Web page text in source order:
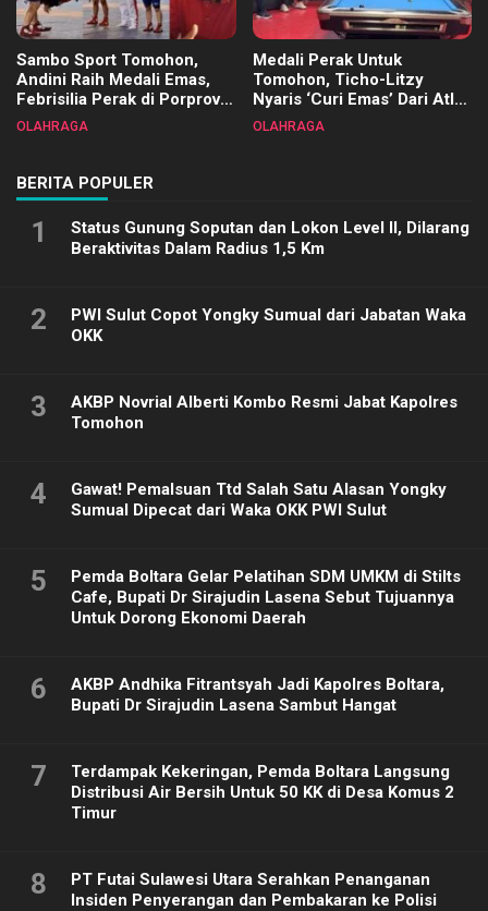
Sambo Sport Tomohon,
Andini Raih Medali Emas,
Febrisilia Perak di Porprov
Sulut 2025
OLAHRAGA
Medali Perak Untuk
Tomohon, Ticho-Litzy
Nyaris ‘Curi Emas’ Dari Atlet
Biliar PON di Porprov Sulut
OLAHRAGA
BERITA POPULER
1
Status Gunung Soputan dan Lokon Level II, Dilarang
Beraktivitas Dalam Radius 1,5 Km
2
PWI Sulut Copot Yongky Sumual dari Jabatan Waka
OKK
3
AKBP Novrial Alberti Kombo Resmi Jabat Kapolres
Tomohon
4
Gawat! Pemalsuan Ttd Salah Satu Alasan Yongky
Sumual Dipecat dari Waka OKK PWI Sulut
5
Pemda Boltara Gelar Pelatihan SDM UMKM di Stilts
Cafe, Bupati Dr Sirajudin Lasena Sebut Tujuannya
Untuk Dorong Ekonomi Daerah
6
AKBP Andhika Fitrantsyah Jadi Kapolres Boltara,
Bupati Dr Sirajudin Lasena Sambut Hangat
7
Terdampak Kekeringan, Pemda Boltara Langsung
Distribusi Air Bersih Untuk 50 KK di Desa Komus 2
Timur
8
PT Futai Sulawesi Utara Serahkan Penanganan
Insiden Penyerangan dan Pembakaran ke Polisi